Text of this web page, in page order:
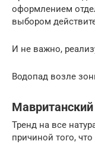
оформлением
выбором
И не важно,
Водопад возле
Мавританский
Тренд на все
причиной того,